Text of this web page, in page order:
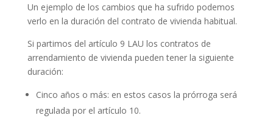
Un ejemplo de los cambios que ha sufrido podemos
verlo en la duración del contrato de vivienda habitual.
Si partimos del artículo 9 LAU los contratos de
arrendamiento de vivienda pueden tener la siguiente
duración:
Cinco años o más: en estos casos la prórroga será
regulada por el artículo 10.